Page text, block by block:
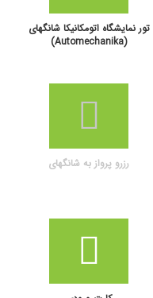
تور نمایشگاه اتومکانیکا شانگهای
(Automechanika)
رزرو پرواز به شانگهای